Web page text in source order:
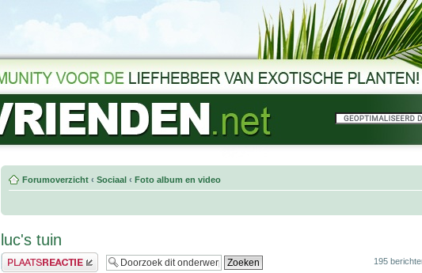
Forumoverzicht ‹ Sociaal ‹ Foto album en video
luc's tuin
Plaats een reactie 195